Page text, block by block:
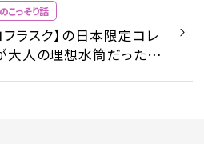
こっそり話
フラスク】の日本限定コレ
大人の理想水筒だった -